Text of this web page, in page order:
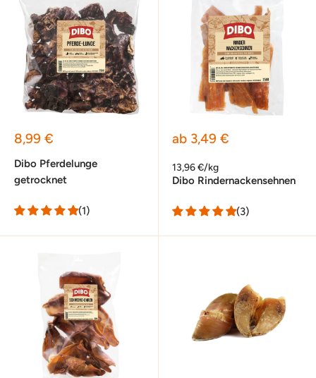
Sonderpreis
8,99 €
Dibo Pferdelunge
getrocknet
(1)
Sonderpreis
ab 3,49 €
13,96 €/kg
Dibo Rindernackensehnen
(3)